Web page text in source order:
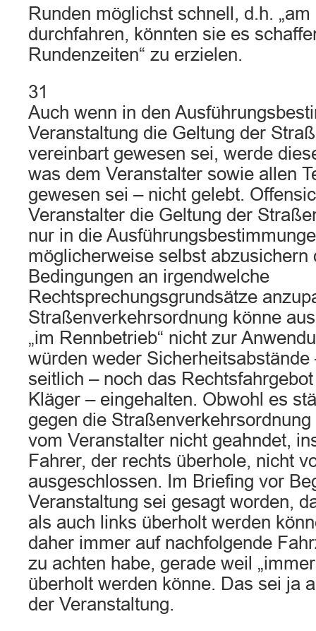
Runden möglichst schnell, d.h. „am
durchfahren, könnten sie es
Rundenzeiten“ zu erzielen.
31
Auch wenn in den
Veranstaltung die Geltung der
vereinbart gewesen sei, werde
was dem Veranstalter sowie allen
gewesen sei – nicht gelebt.
Veranstalter die Geltung der
nur in die
möglicherweise selbst abzusichern
Bedingungen an irgendwelche
Rechtsprechungsgrundsätze
Straßenverkehrsordnung könne
„im Rennbetrieb“ nicht zur
würden weder Sicherheitsabstände
seitlich – noch das
Kläger – eingehalten. Obwohl es
gegen die
vom Veranstalter nicht geahndet,
Fahrer, der rechts überhole, nicht
ausgeschlossen. Im Briefing vor
Veranstaltung sei gesagt worden,
als auch links überholt werden
daher immer auf nachfolgende
zu achten habe, gerade weil
überholt werden könne. Das sei ja
der Veranstaltung.